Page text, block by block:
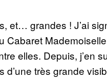
et… grandes ! J’ai
Cabaret
elles. Depuis, j’en
très grande